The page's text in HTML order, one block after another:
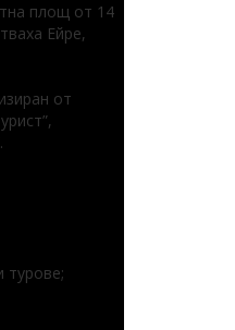
площ от 14
Ейре,
от
турове;